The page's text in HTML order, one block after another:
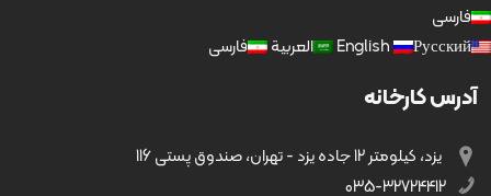
فارسی
English
Русский العربية فارسی
آدرس کارخانه
یزد، کیلومتر 12 جاده یزد - تهران، صندوق پستی 116